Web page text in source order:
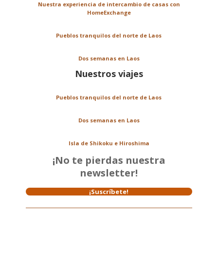
Nuestra experiencia de intercambio de casas con
HomeExchange
Pueblos tranquilos del norte de Laos
Dos semanas en Laos
Nuestros viajes
Pueblos tranquilos del norte de Laos
Dos semanas en Laos
Isla de Shikoku e Hiroshima
¡No te pierdas nuestra
newsletter!
¡Suscríbete!